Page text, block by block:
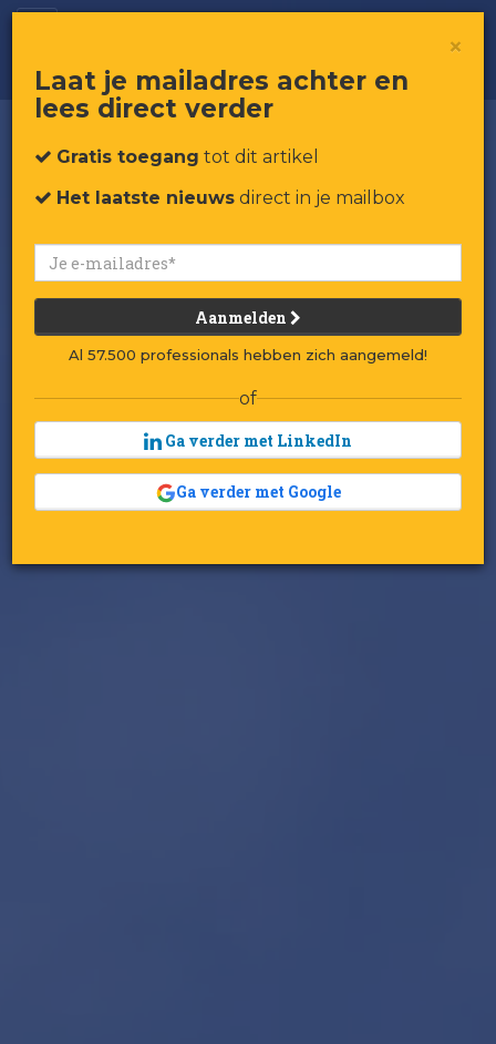
×
Laat je mailadres achter en
lees direct verder
Gratis toegang tot dit artikel
Het laatste nieuws direct in je mailbox
Aanmelden
Al 57.500 professionals hebben zich aangemeld!
of
Ga verder met LinkedIn
Ga verder met Google